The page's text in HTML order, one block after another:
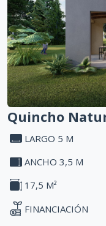
Financiación:
competitivas y
presupuesto (sin
Garantía de
Quincho
LARGO 5 M
ANCHO 3,5 M
17,5 M²
FINANCIACIÓN